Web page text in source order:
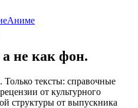
Аниме
а не как фон.
Только тексты: справочные
от культурного
структуры от выпускника